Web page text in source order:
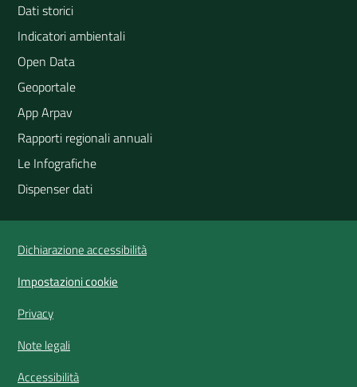
Dati storici
Indicatori ambientali
Open Data
Geoportale
App Arpav
Rapporti regionali annuali
Le Infografiche
Dispenser dati
Dichiarazione accessibilità
Impostazioni cookie
Privacy
Note legali
Accessibilità